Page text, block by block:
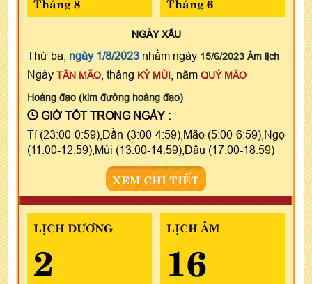
NGÀYXẤU
Thứ ba, ngày 1/8/2023 nhằm ngày 15/6/2023 Âm lịch
Ngày TÂN MÃO , tháng KỶ MÙI , năm QUÝ MÃO
Hoàng đạo (kim đường hoàng đạo)
GIỜ TỐT TRONG NGÀY :
Tí (23:00-0:59),Dần (3:00-4:59),Mão (5:00-6:59),Ngọ
(11:00-12:59),Mùi (13:00-14:59),Dậu (17:00-18:59)
XEM CHI TIẾT
LỊCH DƯƠNG
2
LỊCH ÂM
16